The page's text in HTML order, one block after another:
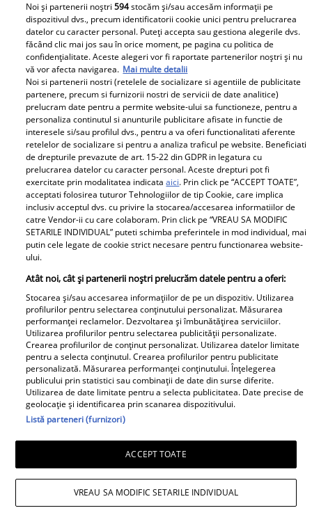
Andreea Popescu și fosta soacră, schimb
de replici. Ce i-a spus mama lui Rareș
Cojoc influenceriței: „Am găsit soluția”
Noi și partenerii noștri594stocăm și/sau accesăm informații pe
dispozitivul dvs., precum identificatorii cookie unici pentru prelucrarea
datelor cu caracter personal. Puteți accepta sau gestiona alegerile dvs.
făcând clic mai jos sau în orice moment, pe pagina cu politica de
confidențialitate. Aceste alegeri vor fi raportate partenerilor noștri și nu
vă vor afecta navigarea. Mai multe detalii
Noi si partenerii nostri (retelele de socializare si agentiile de publicitate
partenere, precum si furnizorii nostri de servicii de date analitice)
prelucram date pentru a permite website-ului sa functioneze, pentru a
personaliza continutul si anunturile publicitare afisate in functie de
interesele si/sau profilul dvs., pentru a va oferi functionalitati aferente
retelelor de socializare si pentru a analiza traficul pe website. Beneficiati
de drepturile prevazute de art. 15-22 din GDPR in legatura cu
prelucrarea datelor cu caracter personal. Aceste drepturi pot fi
exercitate prin modalitatea indicataaici. Prin click pe “ACCEPT TOATE”,
acceptati folosirea tuturor Tehnologiilor de tip Cookie, care implica
inclusiv acceptul dvs. cu privire la stocarea/accesarea informatiilor de
catre Vendor-ii cu care colaboram. Prin click pe “VREAU SA MODIFIC
SETARILE INDIVIDUAL” puteti schimba preferintele in mod individual, mai
putin cele legate de cookie strict necesare pentru functionarea website-
ului.
Atât noi, cât și partenerii noștri prelucrăm datele pentru a oferi:
Stocarea și/sau accesarea informațiilor de pe un dispozitiv. Utilizarea
profilurilor pentru selectarea conținutului personalizat. Măsurarea
performanței reclamelor. Dezvoltarea și îmbunătățirea serviciilor.
Utilizarea profilurilor pentru selectarea publicității personalizate.
Crearea profilurilor de conținut personalizat. Utilizarea datelor limitate
pentru a selecta conținutul. Crearea profilurilor pentru publicitate
personalizată. Măsurarea performanței conținutului. Înțelegerea
publicului prin statistici sau combinații de date din surse diferite.
Utilizarea de date limitate pentru a selecta publicitatea. Date precise de
geolocație și identificarea prin scanarea dispozitivului.
Listă parteneri (furnizori)
ACCEPT TOATE
VREAU SA MODIFIC SETARILE INDIVIDUAL